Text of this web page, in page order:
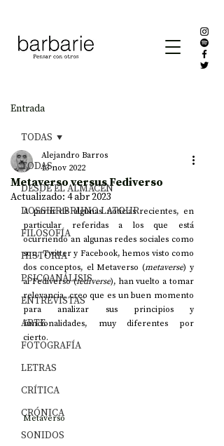
Entrada
TODAS
DESDE EL ALMACÉN
DOSSIER BRUNO LATOUR
FILOSOFÍA
HISTORIA
PSICOANÁLISIS
ENTREVISTAS
ARTE
FOTOGRAFÍA
LETRAS
CRÍTICA
CRÓNICA
SONIDOS
TODAS
Metaverso versus Fediverso
Alejandro Barros
13 nov 2022
Actualizado: 4 abr 2023
A partir de algunas noticias recientes, en
particular referidas a los que está
ocurriendo an algunas redes sociales como
son, Twitter y Facebook, hemos visto como
dos conceptos, el Metaverso (metaverse) y
al Fediverso (fediverse), han vuelto a tomar
relevancia, creo que es un buen momento
para analizar sus principios y
funcionalidades, muy diferentes por
cierto.
Metaverso